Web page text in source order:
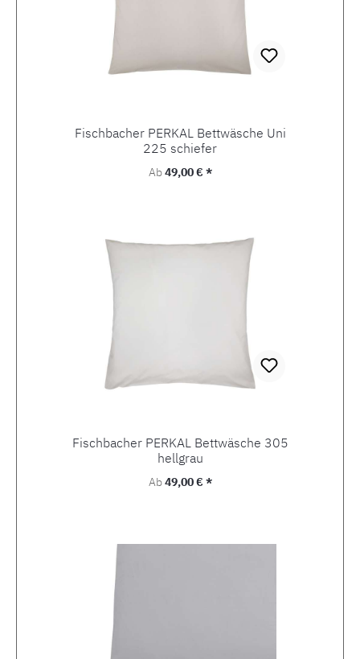
Fischbacher PERKAL Bettwäsche Uni
225 schiefer
Regulärer Preis:
Ab49,00 € *
Fischbacher PERKAL Bettwäsche 305
hellgrau
Regulärer Preis:
Ab49,00 € *